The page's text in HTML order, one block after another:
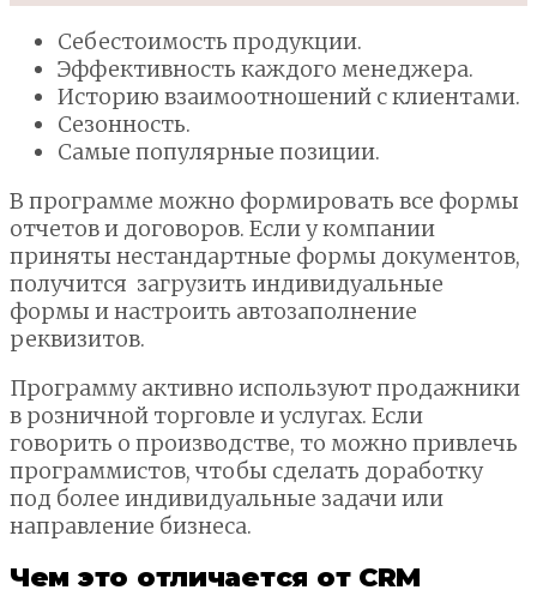
Себестоимость продукции.
Эффективность каждого менеджера.
Историю взаимоотношений с клиентами.
Сезонность.
Самые популярные позиции.
В программе можно формировать все формы
отчетов и договоров. Если у компании
приняты нестандартные формы документов,
получится загрузить индивидуальные
формы и настроить автозаполнение
реквизитов.
Программу активно используют продажники
в розничной торговле и услугах. Если
говорить о производстве, то можно привлечь
программистов, чтобы сделать доработку
под более индивидуальные задачи или
направление бизнеса.
Чем это отличается от CRM